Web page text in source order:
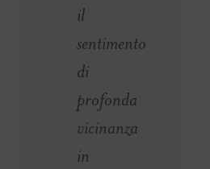
il
sentimento
di
profonda
vicinanza
in